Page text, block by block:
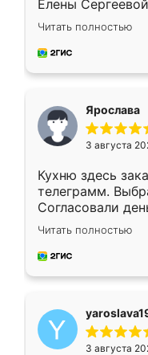
Елены
короткие сроки
для замера
предложил по
Читать полностью
Ярослава
3 августа
Кухню здесь
телеграмм.
Согласовали
недели кухня
довольны
мебель за
Читать полностью
3 августа